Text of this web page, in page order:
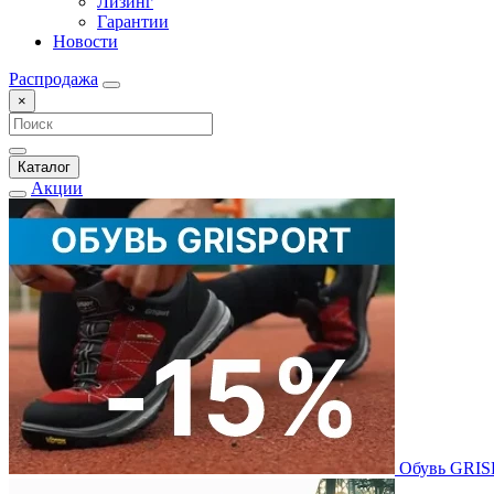
Гарантии
Новости
Распродажа
×
Каталог
Акции
Обувь